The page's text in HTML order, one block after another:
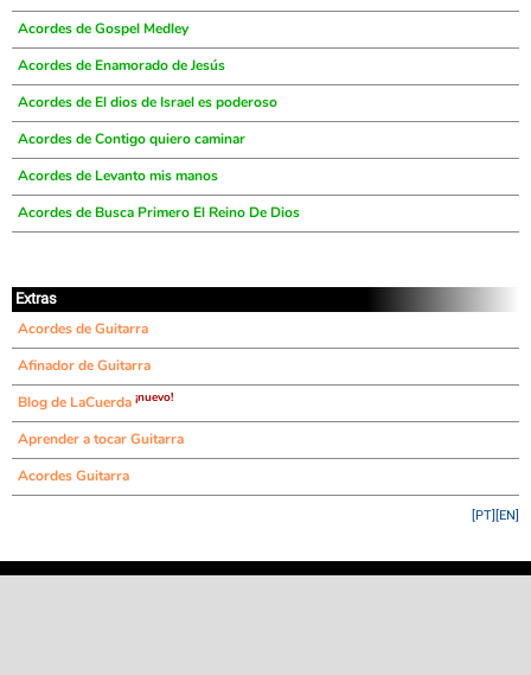
Acordes de Gospel Medley
Acordes de Enamorado de Jesús
Acordes de El dios de Israel es poderoso
Acordes de Contigo quiero caminar
Acordes de Levanto mis manos
Acordes de Busca Primero El Reino De Dios
Extras
Acordes de Guitarra
Afinador de Guitarra
Blog de LaCuerda ¡nuevo!
Aprender a tocar Guitarra
Acordes Guitarra
[EN]
[PT]